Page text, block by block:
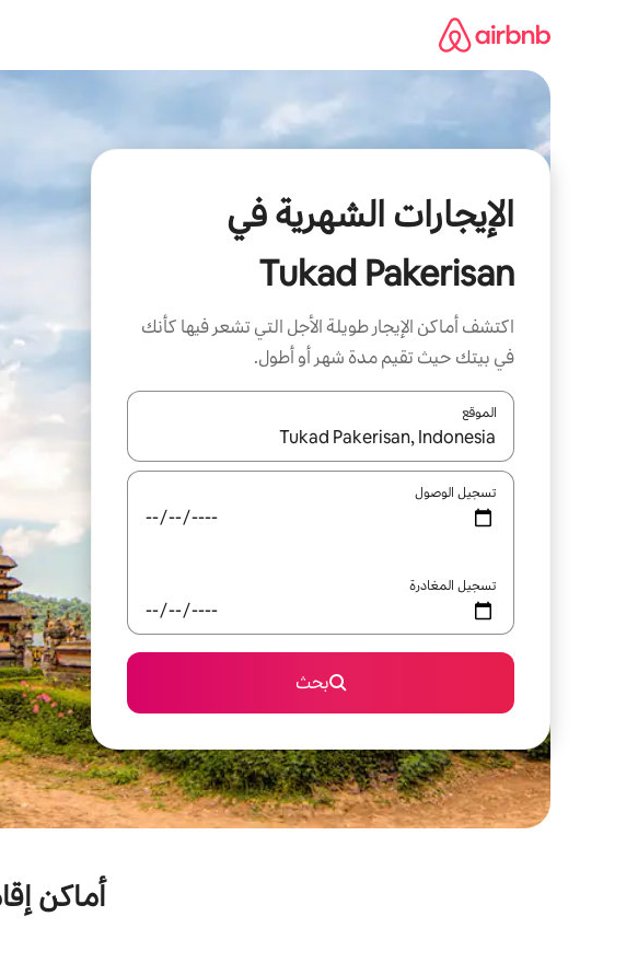
الإيجارات الشهرية في
Tukad Pakerisan
اكتشف أماكن الإيجار طويلة الأجل التي تشعر فيها كأنك
في بيتك حيث تقيم مدة شهر أو أطول.
الموقع
عند توفر النتائج، انتقل باستخدام السهمين لأعلى ولأسفل أو استكشف عن طريق
تسجيل الوصول
تسجيل المغادرة
بحث
أماكن